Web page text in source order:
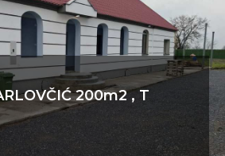
200m2 , T